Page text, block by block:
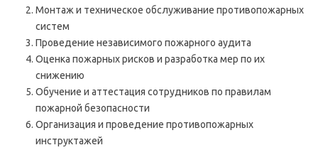
Монтаж и техническое обслуживание противопожарных
систем
Проведение независимого пожарного аудита
Оценка пожарных рисков и разработка мер по их
снижению
Обучение и аттестация сотрудников по правилам
пожарной безопасности
Организация и проведение противопожарных
инструктажей